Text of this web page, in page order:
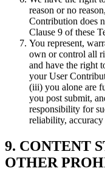
reason or no
Contribution does
Clause 9 of these
You represent,
own or control all
and have the right
your User
(iii) you alone are
you post submit,
responsibility for
reliability, accuracy
9. CONTENT
OTHER